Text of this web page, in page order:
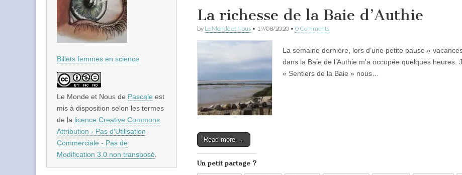
La richesse de la Baie d’Authie
by Le Monde et Nous • 19/08/2020 • 0 Comments
La semaine dernière, lors d’une petite pause «
dans la Baie de l’Authie m’a occupée quelques
« Sentiers de la Baie » nous…
Read more →
Un petit partage ?
Billets femmes en science
Le Monde et Nous de Pascale est
mis à disposition selon les termes
de la licence Creative Commons
Attribution - Pas d’Utilisation
Commerciale - Pas de
Modification 3.0 non transposé.